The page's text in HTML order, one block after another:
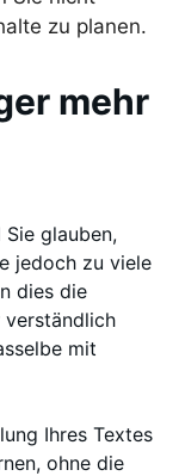
zu planen.
mehr
glauben,
jedoch zu viele
dies die
verständlich
mit
Ihres Textes
ohne die